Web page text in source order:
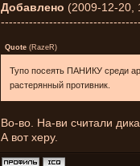
Добавлено (2009-12-20,
Quote (RazeR)
Тупо посеять ПАНИКУ среди
растерянный противник.
Во-во. На-ви считали
А вот херу.